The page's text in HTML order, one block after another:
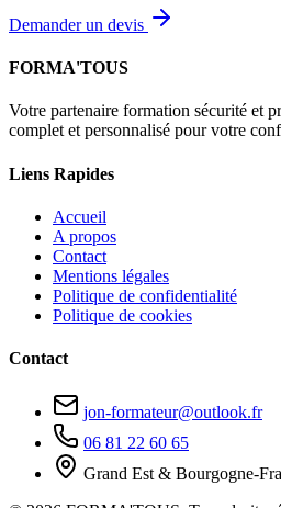
Demander un devis
FORMA'TOUS
Votre partenaire formation sécurité et
complet et personnalisé pour votre
Liens Rapides
Accueil
A propos
Contact
Mentions légales
Politique de confidentialité
Politique de cookies
Contact
jon-formateur@outlook.fr
06 81 22 60 65
Grand Est & Bourgogne-